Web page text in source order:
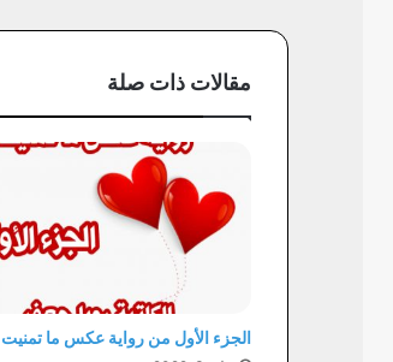
مقالات ذات صلة
الجزء الأول من رواية عكس ما تمنيت